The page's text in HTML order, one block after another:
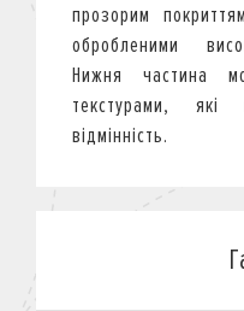
прозорим
обробленими
Нижня частина
текстурами, які
відмінність.